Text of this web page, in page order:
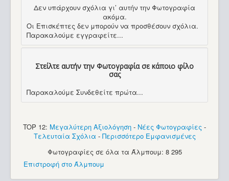
Δεν υπάρχουν σχόλια γι’ αυτήν την Φωτογραφία
ακόμα.
Οι Επισκέπτες δεν μπορούν να προσθέσουν σχόλια.
Παρακαλούμε εγγραφείτε...
Στείλτε αυτήν την Φωτογραφία σε κάποιο φίλο
σας
Παρακαλούμε Συνδεθείτε πρώτα...
TOP 12: Μεγαλύτερη Αξιολόγηση - Νέες Φωτογραφίες -
Τελευταία Σχόλια - Περισσότερο Εμφανισμένες
Φωτογραφίες σε όλα τα Άλμπουμ: 8 295
Επιστροφή στο Άλμπουμ